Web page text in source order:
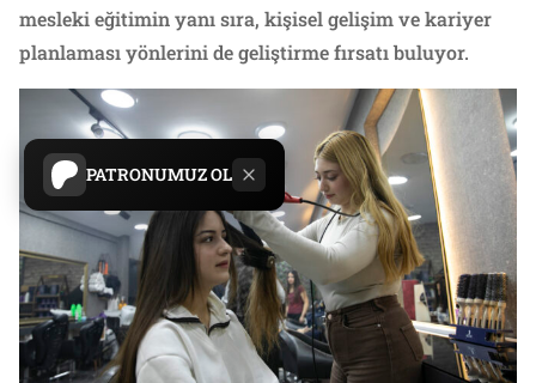
PATRONUMUZ OL
mesleki eğitimin yanı sıra, kişisel gelişim ve kariyer
planlaması yönlerini de geliştirme fırsatı buluyor.